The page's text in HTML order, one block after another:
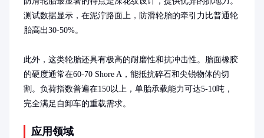
测试数据显示，在泥泞路面上，防滑轮胎的牵引力比普通轮
胎高出30-50%。
此外，这类轮胎还具有极高的耐磨性和抗冲击性。胎面橡胶
的硬度通常在60-70 Shore A，能抵抗碎石和尖锐物体的切
割。负荷指数普遍在150以上，单胎承载能力可达5-10吨，
完全满足自卸车的重载需求。
应用领域